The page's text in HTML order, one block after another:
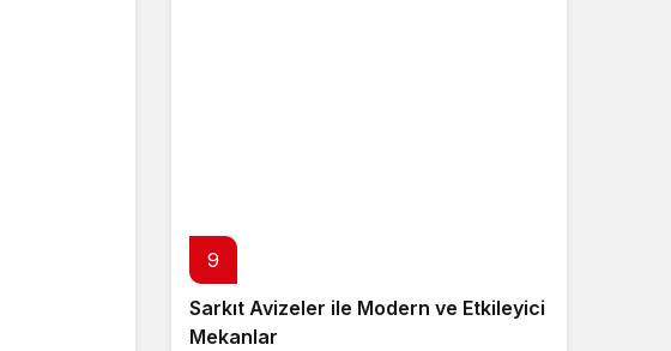
9
Sarkıt Avizeler ile Modern ve Etkileyici
Mekanlar